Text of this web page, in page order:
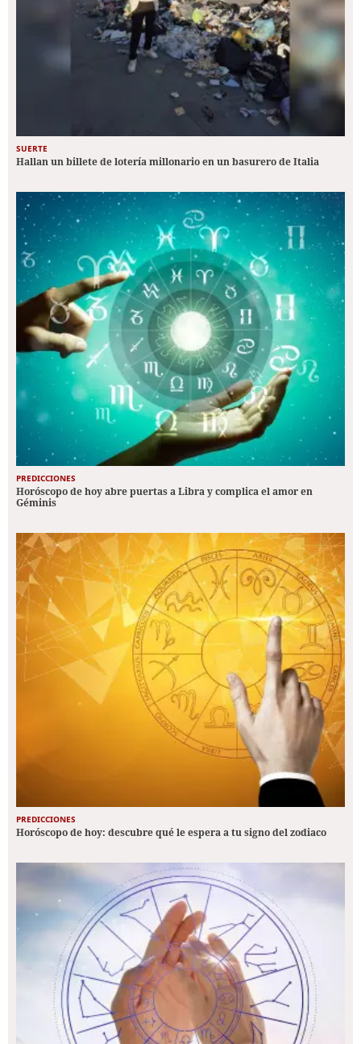
SUERTE
Hallan un billete de lotería millonario en un basurero de Italia
PREDICCIONES
Horóscopo de hoy abre puertas a Libra y complica el amor en
Géminis
PREDICCIONES
Horóscopo de hoy: descubre qué le espera a tu signo del zodiaco